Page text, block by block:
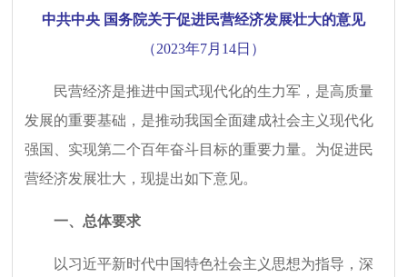
中共中央 国务院关于促进民营经济发展壮大的意见
（2023年7月14日）
民营经济是推进中国式现代化的生力军，是高质量
发展的重要基础，是推动我国全面建成社会主义现代化
强国、实现第二个百年奋斗目标的重要力量。为促进民
营经济发展壮大，现提出如下意见。
一、总体要求
以习近平新时代中国特色社会主义思想为指导，深